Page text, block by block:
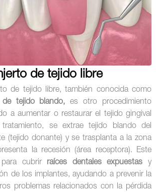
de tejido libre
de tejido libre, también conocida como
tejido blando, es otro procedimiento
a aumentar o restaurar el tejido gingival
se extrae tejido blando del
(tejido donante) y se trasplanta a la zona
la recesión (área receptora). Este
cubrir raíces dentales expuestas y
de los implantes, ayudando a prevenir la
problemas relacionados con la pérdida